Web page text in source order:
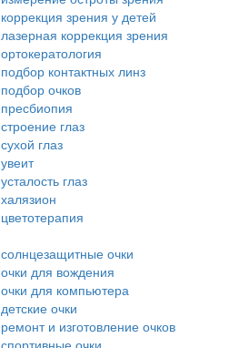
коррекция зрения у детей
лазерная коррекция зрения
ортокератология
подбор контактных линз
подбор очков
пресбиопия
строение глаз
сухой глаз
увеит
усталость глаз
халязион
цветотерапия
солнцезащитные очки
очки для вождения
очки для компьютера
детские очки
ремонт и изготовление очков